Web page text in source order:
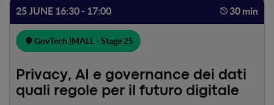
25 JUNE 16:30 - 17:00 30 min
GovTech | MALL - Stage 25
Privacy, AI e governance dei dati
quali regole per il futuro digitale